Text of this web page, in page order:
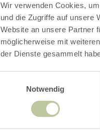
Wir verwenden Cookies,
und die Zugriffe auf unsere
Website an unsere Partner
möglicherweise mit
der Dienste gesammelt
Notwendig